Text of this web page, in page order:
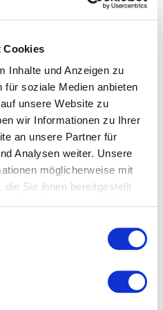
Cookies
Inhalte und Anzeigen zu
für soziale Medien anbieten
unsere Website zu
wir Informationen zu Ihrer
an unsere Partner für
Analysen weiter. Unsere
möglicherweise mit
Sie ihnen bereitgestellt
Sie die Halterungen versetzt
mit Dübel und
cm
– mit der Sport-Thieme